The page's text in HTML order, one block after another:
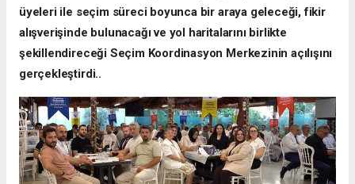
üyeleri ile seçim süreci boyunca bir araya geleceği, fikir
alışverişinde bulunacağı ve yol haritalarını birlikte
şekillendireceği Seçim Koordinasyon Merkezinin açılışını
gerçekleştirdi..